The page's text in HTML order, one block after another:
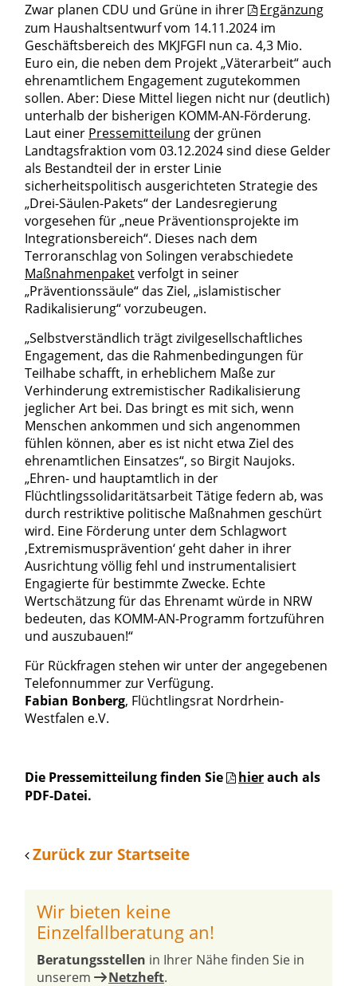
Zwar planen CDU und Grüne in ihrer
Ergänzung
zum Haushaltsentwurf vom 14.11.2024 im
Geschäftsbereich des MKJFGFI nun ca. 4,3 Mio.
Euro ein, die neben dem Projekt „Väterarbeit“ auch
ehrenamtlichem Engagement zugutekommen
sollen. Aber: Diese Mittel liegen nicht nur (deutlich)
unterhalb der bisherigen KOMM-AN-Förderung.
Laut einer Pressemitteilung der grünen
Landtagsfraktion vom 03.12.2024 sind diese Gelder
als Bestandteil der in erster Linie
sicherheitspolitisch ausgerichteten Strategie des
„Drei-Säulen-Pakets“ der Landesregierung
vorgesehen für „neue Präventionsprojekte im
Integrationsbereich“. Dieses nach dem
Terroranschlag von Solingen verabschiedete
Maßnahmenpaketverfolgt in seiner
„Präventionssäule“ das Ziel, „islamistischer
Radikalisierung“ vorzubeugen.
„Selbstverständlich trägt zivilgesellschaftliches
Engagement, das die Rahmenbedingungen für
Teilhabe schafft, in erheblichem Maße zur
Verhinderung extremistischer Radikalisierung
jeglicher Art bei. Das bringt es mit sich, wenn
Menschen ankommen und sich angenommen
fühlen können, aber es ist nicht etwa Ziel des
ehrenamtlichen Einsatzes“, so Birgit Naujoks.
„Ehren- und hauptamtlich in der
Flüchtlingssolidaritätsarbeit Tätige federn ab, was
durch restriktive politische Maßnahmen geschürt
wird. Eine Förderung unter dem Schlagwort
‚Extremismusprävention‘ geht daher in ihrer
Ausrichtung völlig fehl und instrumentalisiert
Engagierte für bestimmte Zwecke. Echte
Wertschätzung für das Ehrenamt würde in NRW
bedeuten, das KOMM-AN-Programm fortzuführen
und auszubauen!“
Für Rückfragen stehen wir unter der angegebenen
Telefonnummer zur Verfügung.
Fabian Bonberg, Flüchtlingsrat Nordrhein-
Westfalen e.V.
Die Pressemitteilung finden Sie hierauch als
PDF-Datei.
Zurück zur Startseite
Wir bieten keine
Einzelfallberatung an!
Beratungsstellen in Ihrer Nähe finden Sie in
unserem
Netzheft.